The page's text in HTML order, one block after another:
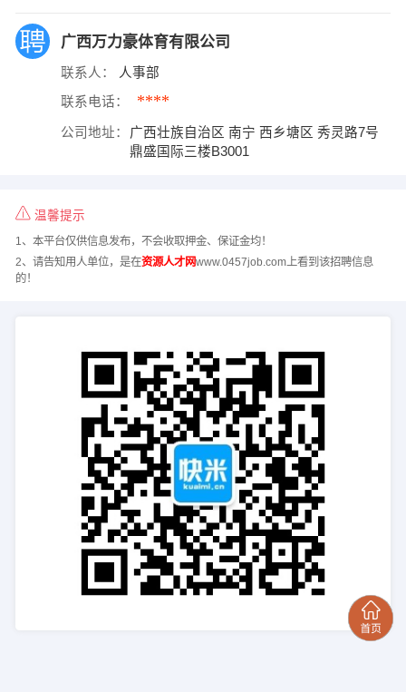
广西万力豪体育有限公司
联系人： 人事部
联系电话： ****
公司地址：
广西壮族自治区 南宁 西乡塘区 秀灵路7号
鼎盛国际三楼B3001
温馨提示
1、本平台仅供信息发布，不会收取押金、保证金均！
2、请告知用人单位，是在资源人才网www.0457job.com上看到该招聘信息
的！